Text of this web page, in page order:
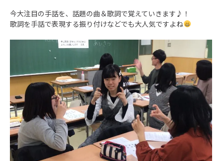
今大注目の手話を、話題の曲＆歌詞で覚えていきます♪！
歌詞を手話で表現する振り付けなどでも大人気ですよね